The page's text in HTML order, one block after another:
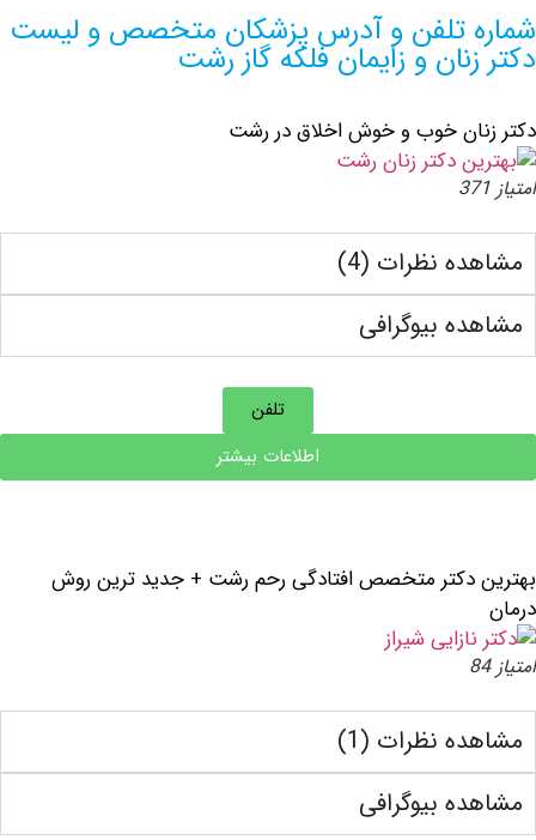
تلفن و آدرس پزشکان متخصص و لیست
و زایمان فلکه گاز رشت
خوب و خوش اخلاق در رشت
نظرات (4)
بیوگرافی
اطلاعات بیشتر
دكتر متخصص افتادگی رحم رشت + جدید ترین روش
نظرات (1)
بیوگرافی